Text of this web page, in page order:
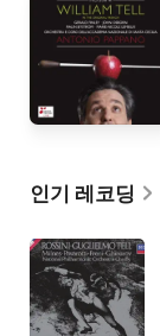
인기 레코딩